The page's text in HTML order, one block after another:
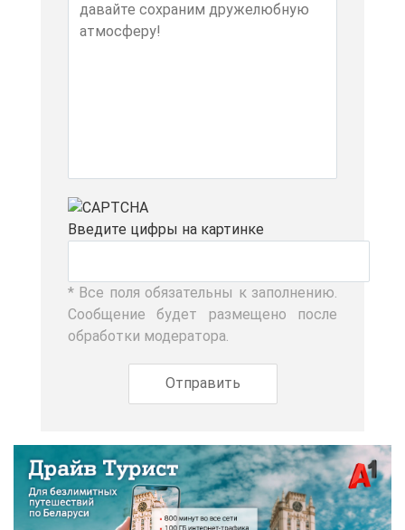
Вве­ди­те циф­ры на кар­тин­ке
* Все по­ля обя­за­тель­ны к за­пол­не­нию.
Со­об­ще­ние бу­дет раз­ме­ще­но по­сле
об­ра­бот­ки мо­де­ра­то­ра.